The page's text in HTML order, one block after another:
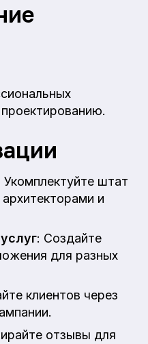
Укомплектуйте штат
и
: Создайте
для разных
клиентов через
отзывы для